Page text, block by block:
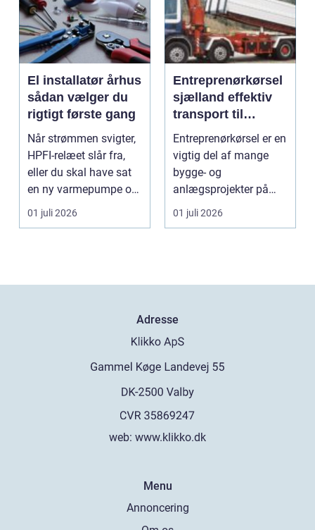
El installatør århus
sådan vælger du
rigtigt første gang
Når strømmen svigter,
HPFI-relæet slår fra,
eller du skal have sat
en ny varmepumpe op,
er en profes...
01 juli 2026
Entreprenørkørsel
sjælland effektiv
transport til
bygge- og
anlægsopgaver
Entreprenørkørsel er en
vigtig del af mange
bygge- og
anlægsprojekter på
Sjælland. Når jord skal
01 juli 2026
Adresse
web: www.klikko.dk
Menu
Annoncering